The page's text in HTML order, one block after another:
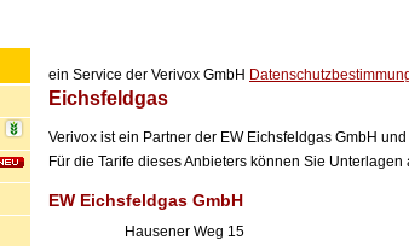
ein Service der Verivox GmbH
Eichsfeldgas
Verivox ist ein Partner der EW Eichsfeldgas GmbH
Für die Tarife dieses Anbieters können Sie
EW Eichsfeldgas GmbH
Hausener Weg 15